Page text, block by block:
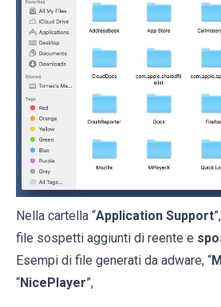
Nella cartella “Application Support
file sospetti aggiunti di reente e
Esempi di file generati da adware, “
“NicePlayer”,